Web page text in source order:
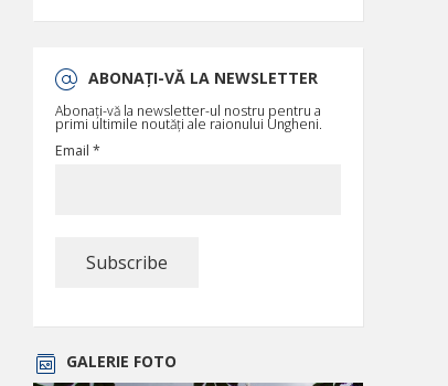
ABONAȚI-VĂ LA NEWSLETTER
Abonați-vă la newsletter-ul nostru pentru a
primi ultimile noutăți ale raionului Ungheni.
Email *
GALERIE FOTO